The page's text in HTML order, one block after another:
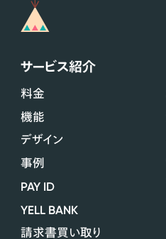
サービス紹介
料金
機能
デザイン
事例
PAY ID
YELL BANK
請求書買い取り